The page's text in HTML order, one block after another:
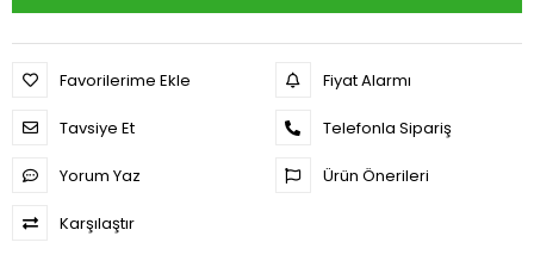
Favorilerime Ekle
Tavsiye Et
Yorum Yaz
Karşılaştır
Fiyat Alarmı
Telefonla Sipariş
Ürün Önerileri